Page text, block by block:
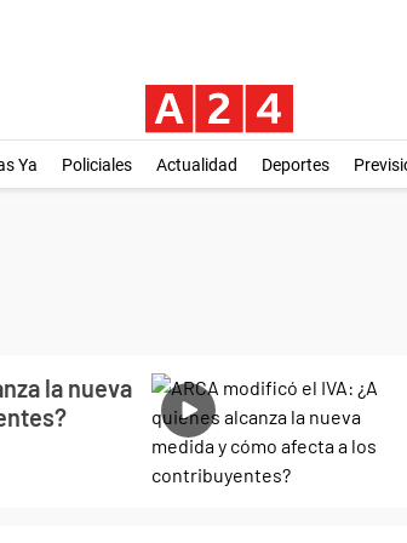
Ya Policiales Actualidad Deportes
la nueva